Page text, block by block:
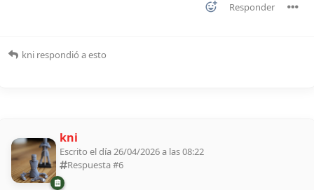
Responder
kni respondió a esto
kni
Escrito el día 26/04/2026 a las 08:22
Respuesta #6